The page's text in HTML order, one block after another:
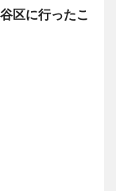
区に行ったこ